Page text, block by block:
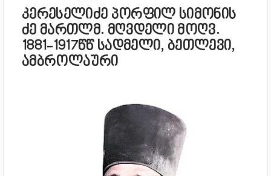
კერესელიძე პორფილ სიმონის
ძე მართლმ. მღვდელი მოღვ.
1881-1917წწ სადმელი, ბეთლევი,
ამბროლაური